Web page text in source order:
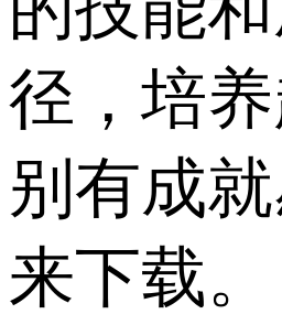
径，培
别有成
来下载。